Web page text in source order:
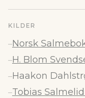
KILDER
–Norsk
–H. Blom
–Haakon
–Tobias Salmelid